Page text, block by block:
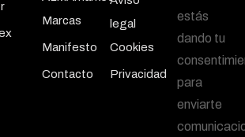
Marcas
Manifesto
Contacto
legal
Cookies
Privacidad
estás
dando tu
para
enviarte